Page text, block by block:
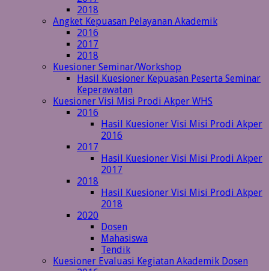
2018
Angket Kepuasan Pelayanan Akademik
2016
2017
2018
Kuesioner Seminar/Workshop
Hasil Kuesioner Kepuasan Peserta Seminar
Keperawatan
Kuesioner Visi Misi Prodi Akper WHS
2016
Hasil Kuesioner Visi Misi Prodi Akper
2016
2017
Hasil Kuesioner Visi Misi Prodi Akper
2017
2018
Hasil Kuesioner Visi Misi Prodi Akper
2018
2020
Dosen
Mahasiswa
Tendik
Kuesioner Evaluasi Kegiatan Akademik Dosen